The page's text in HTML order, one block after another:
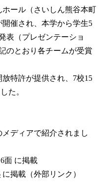
ホール（さいしん熊谷本町
催され、本学から学生5
表（プレゼンテーショ
のとおり各チームが受賞
特許が提供され、7校15
た。
ディアで紹介されまし
面 に掲載
に掲載（外部リンク）